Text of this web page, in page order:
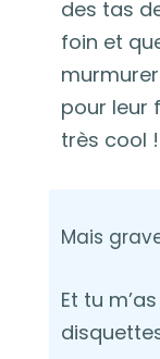
des tas
foin et
pour leur
très cool !
Mais
Et tu